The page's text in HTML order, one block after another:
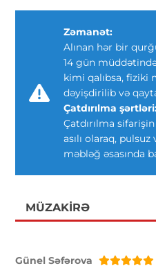
Zəmanət:
Alınan hər bir
14 gün
kimi qalıbsa, fiziki
dəyişdirilib və
Çatdırılma
Çatdırılma
asılı olaraq, pulsuz
məbləğ əsasında
MÜZAKIRƏ
Günel Səfərova